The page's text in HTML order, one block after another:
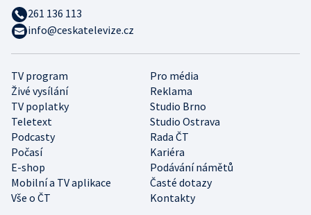
TV program
Pro média
Živé vysílání
Reklama
TV poplatky
Studio Brno
Teletext
Studio Ostrava
Podcasty
Rada ČT
Počasí
Kariéra
E-shop
Podávání námětů
Mobilní a TV aplikace
Časté dotazy
Vše o ČT
Kontakty
261 136 113
info@ceskatelevize.cz